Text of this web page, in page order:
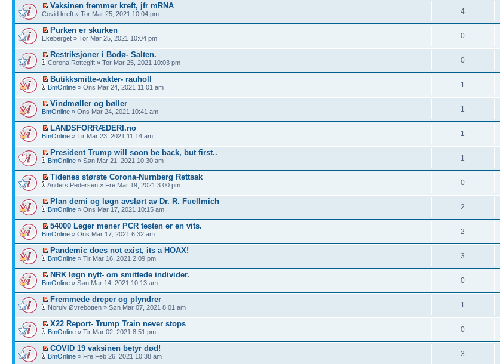
Vaksinen fremmer kreft, jfr mRNA
Covid kreft » Tor Mar 25, 2021 10:04 pm 4
Purken er skurken
Ekeberget » Tor Mar 25, 2021 10:04 pm 0
Restriksjoner i Bodø- Salten.
Corona Rottegift » Tor Mar 25, 2021 10:03 pm 0
Butikksmitte-vakter- rauholl
BmOnline » Ons Mar 24, 2021 11:01 am 1
Vindmøller og bøller
BmOnline » Ons Mar 24, 2021 10:41 am 1
LANDSFORRÆDERI.no
BmOnline » Tir Mar 23, 2021 11:14 am 1
President Trump will soon be back, but first..
BmOnline » Søn Mar 21, 2021 10:30 am 1
Tidenes største Corona-Nurnberg Rettsak
Anders Pedersen » Fre Mar 19, 2021 3:00 pm 0
Plan demi og løgn avslørt av Dr. R. Fuellmich
BmOnline » Ons Mar 17, 2021 10:15 am 2
54000 Leger mener PCR testen er en vits.
BmOnline » Ons Mar 17, 2021 6:32 am 2
Pandemic does not exist, its a HOAX!
BmOnline » Tir Mar 16, 2021 2:09 pm 3
NRK løgn nytt- om smittede individer.
BmOnline » Søn Mar 14, 2021 10:13 am 0
Fremmede dreper og plyndrer
Norulv Øvrebotten » Søn Mar 07, 2021 8:01 am 1
X22 Report- Trump Train never stops
BmOnline » Tir Mar 02, 2021 8:51 pm 0
COVID 19 vaksinen betyr død!
BmOnline » Fre Feb 26, 2021 10:38 am 3